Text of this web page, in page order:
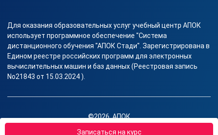
Записаться на курс
Для оказания образовательных услуг учебный центр АПОК
использует программное обеспечение "Система
дистанционного обучения "АПОК Стади". Зарегистрирована в
Едином реестре российских программ для электронных
вычислительных машин и баз данных (Реестровая запись
No21843 от 15.03.2024 ).
©2026, АПОК